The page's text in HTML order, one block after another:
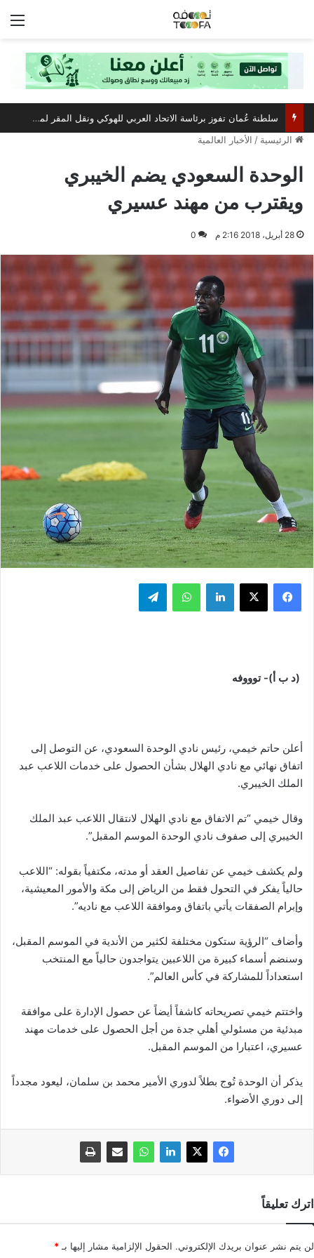
سلطنة عُمان تفوز برئاسة الاتحاد العربي للهوكي ونقل المقر لمسقط
الرئيسية / الأخبار العالمية
الوحدة السعودي يضم الخيبري
ويقترب من مهند عسيري
28 أبريل، 2018 2:16 م 0
فيسبوك ‫X لينكدإن واتساب تيلقرام
(د ب أ)- توووفه
أعلن حاتم خيمي، رئيس نادي الوحدة السعودي، عن التوصل إلى
اتفاق نهائي مع نادي الهلال بشأن الحصول على خدمات اللاعب عبد
الملك الخيبري.
وقال خيمي “تم الاتفاق مع نادي الهلال لانتقال اللاعب عبد الملك
الخيبري إلى صفوف نادي الوحدة الموسم المقبل”.
ولم يكشف خيمي عن تفاصيل العقد أو مدته، مكتفياً بقوله: “اللاعب
حالياً يفكر في التحول فقط من الرياض إلى مكة والأمور المعيشية،
وإبرام الصفقات يأتي باتفاق وموافقة اللاعب مع ناديه”.
وأضاف “الرؤية ستكون مختلفة لكثير من الأندية في الموسم المقبل،
وسنضم أسماء كبيرة من اللاعبين يتواجدون حالياً مع المنتخب
استعداداً للمشاركة في كأس العالم”.
واختتم خيمي تصريحاته كاشفاً أيضاً عن حصول الإدارة على موافقة
مبدئية من مسئولي أهلي جدة من أجل الحصول على خدمات مهند
عسيري، اعتبارا من الموسم المقبل.
يذكر أن الوحدة تُوج بطلاً لدوري الأمير محمد بن سلمان، ليعود مجدداً
إلى دوري الأضواء.
اترك تعليقاً
لن يتم نشر عنوان بريدك الإلكتروني. الحقول الإلزامية مشار إليها بـ *